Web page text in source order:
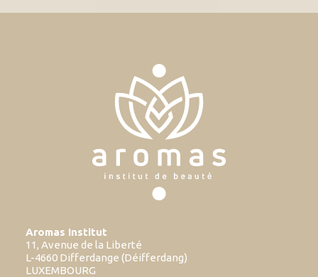
Aromas Institut
11, Avenue de la Liberté
L-4660 Differdange (Déifferdang)
LUXEMBOURG